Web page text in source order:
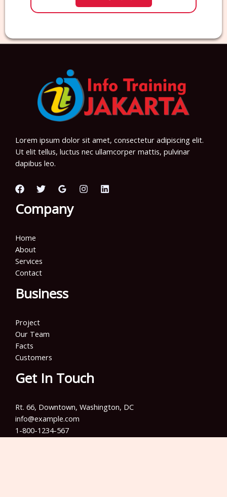
Lorem ipsum dolor sit amet, consectetur adipiscing elit.
Ut elit tellus, luctus nec ullamcorper mattis, pulvinar
dapibus leo.
Company
Home
About
Services
Contact
Business
Project
Our Team
Facts
Customers
Get In Touch
Rt. 66, Downtown, Washington, DC
info@example.com​
1-800-1234-567